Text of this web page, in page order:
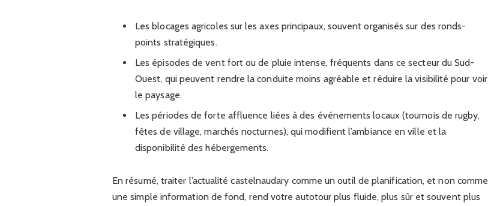
Les blocages agricoles sur les axes principaux, souvent organisés sur des ronds-
points stratégiques.
Les épisodes de vent fort ou de pluie intense, fréquents dans ce secteur du Sud-
Ouest, qui peuvent rendre la conduite moins agréable et réduire la visibilité pour voir
le paysage.
Les périodes de forte affluence liées à des événements locaux (tournois de rugby,
fêtes de village, marchés nocturnes), qui modifient l’ambiance en ville et la
disponibilité des hébergements.
En résumé, traiter l’actualité castelnaudary comme un outil de planification, et non comme
une simple information de fond, rend votre autotour plus fluide, plus sûr et souvent plus